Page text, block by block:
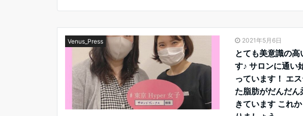
Venus_Press 2021年5月6日
とても美意識の
す♪ サロンに通い
っています！ エ
た脂肪がだんだ
きています これ